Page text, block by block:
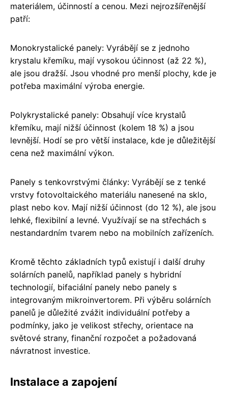
materiálem, účinností a cenou. Mezi nejrozšířenější
patří:
Monokrystalické panely: Vyrábějí se z jednoho
krystalu křemíku, mají vysokou účinnost (až 22 %),
ale jsou dražší. Jsou vhodné pro menší plochy, kde je
potřeba maximální výroba energie.
Polykrystalické panely: Obsahují více krystalů
křemíku, mají nižší účinnost (kolem 18 %) a jsou
levnější. Hodí se pro větší instalace, kde je důležitější
cena než maximální výkon.
Panely s tenkovrstvými články: Vyrábějí se z tenké
vrstvy fotovoltaického materiálu nanesené na sklo,
plast nebo kov. Mají nižší účinnost (do 12 %), ale jsou
lehké, flexibilní a levné. Využívají se na střechách s
nestandardním tvarem nebo na mobilních zařízeních.
Kromě těchto základních typů existují i další druhy
solárních panelů, například panely s hybridní
technologií, bifaciální panely nebo panely s
integrovaným mikroinvertorem. Při výběru solárních
panelů je důležité zvážit individuální potřeby a
podmínky, jako je velikost střechy, orientace na
světové strany, finanční rozpočet a požadovaná
návratnost investice.
Instalace a zapojení